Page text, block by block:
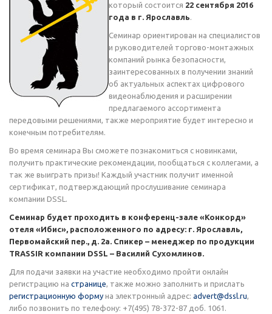
который состоится 22 сентября 2016
года в г. Ярославль.
Семинар ориентирован на специалистов
и руководителей торгово-монтажных
компаний рынка безопасности,
заинтересованных в получении знаний
об актуальных аспектах цифрового
видеонаблюдения и расширении
предлагаемого ассортимента
передовыми решениями, также мероприятие будет интересно и
конечным потребителям.
Во время семинара Вы сможете познакомиться с новинками,
получить практические рекомендации, пообщаться с коллегами, а
так же выиграть призы! Каждый участник получит именной
сертификат, подтверждающий прослушивание семинара
компании DSSL.
Семинар будет проходить в конференц-зале «Конкорд»
отеля «Ибис», расположенного по адресу: г. Ярославль,
Первомайский пер., д. 2а. Спикер – менеджер по продукции
TRASSIR компании DSSL – Василий Сухомлинов.
Для подачи заявки на участие необходимо пройти онлайн
регистрацию на странице, также можно заполнить и прислать
регистрационную форму на электронный адрес: advert@dssl.ru,
либо позвонить по телефону: +7(495) 78-372-87 доб. 1061.